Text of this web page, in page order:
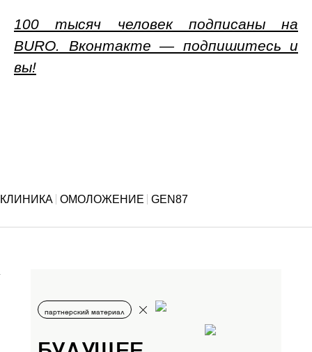
100 тысяч человек подписаны на
BURO. Вконтакте — подпишитесь и
вы!
КЛИНИКА ОМОЛОЖЕНИЕ GEN87
партнерский материал